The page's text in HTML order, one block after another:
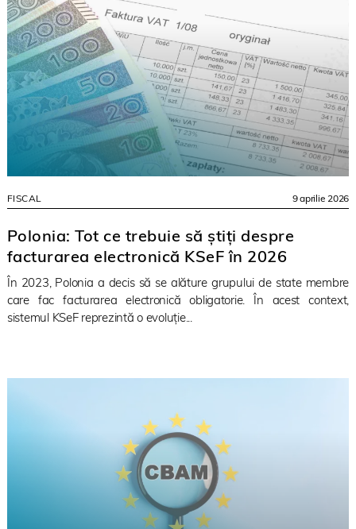
FISCAL 9 aprilie 2026
Polonia: Tot ce trebuie să știți despre
facturarea electronică KSeF în 2026
În 2023, Polonia a decis să se alăture grupului de state membre
care fac facturarea electronică obligatorie. În acest context,
sistemul KSeF reprezintă o evoluție...